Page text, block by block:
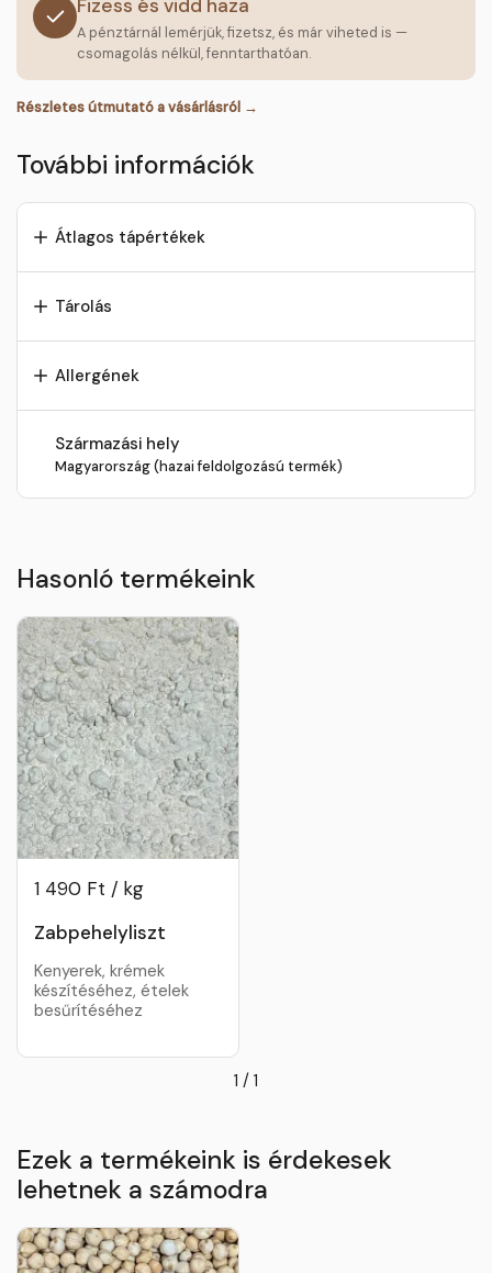
Fizess és vidd haza
A pénztárnál lemérjük, fizetsz, és már viheted is —
csomagolás nélkül, fenntarthatóan.
Részletes útmutató a vásárlásról →
További információk
Átlagos tápértékek
Tárolás
Allergének
Származási hely
Magyarország (hazai feldolgozású termék)
Hasonló termékeink
1 490 Ft / kg
Zabpehelyliszt
Kenyerek, krémek
készítéséhez, ételek
besűrítéséhez
1 / 1
Ezek a termékeink is érdekesek
lehetnek a számodra